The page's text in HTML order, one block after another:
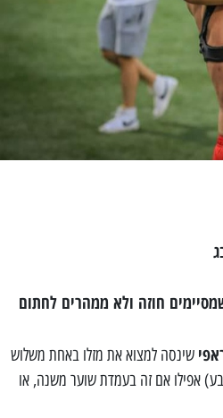
חוזה ולא ממהרים לחתום
שינסה למצוא את מזלו באחת משלוש
אפילו אם זה בעמדת שוער משנה, או